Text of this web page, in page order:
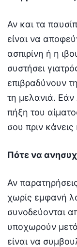
Αν και τα
είναι να
ασπιρίνη ή η
συστήσει
επιβραδύνουν
τη μελανιά.
πήξη του
σου πριν
Πότε να
Αν
χωρίς εμφανή
συνοδεύονται
υποχωρούν
είναι να